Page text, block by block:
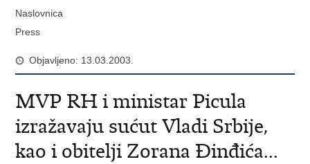
Naslovnica
Press
Objavljeno: 13.03.2003.
MVP RH i ministar Picula
izražavaju sućut Vladi Srbije,
kao i obitelji Zorana Đinđića...